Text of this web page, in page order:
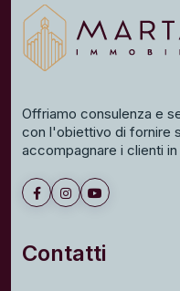
Offriamo consulenza e
con l'obiettivo di fornire
accompagnare i clienti
Contatti